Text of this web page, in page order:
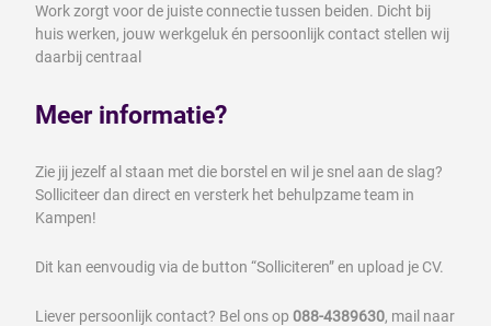
Work zorgt voor de juiste connectie tussen beiden. Dicht bij
huis werken, jouw werkgeluk én persoonlijk contact stellen wij
daarbij centraal
Meer informatie?
Zie jij jezelf al staan met die borstel en wil je snel aan de slag?
Solliciteer dan direct en versterk het behulpzame team in
Kampen!
Dit kan eenvoudig via de button “Solliciteren” en upload je CV.
Liever persoonlijk contact? Bel ons op 088-4389630, mail naar